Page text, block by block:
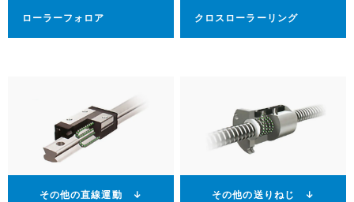
ローラーフォロア クロスローラーリング
その他の直線運動 ↓ その他の送りねじ ↓